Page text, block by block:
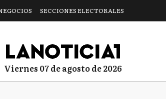
SECCIONES ELECTORALES
viernes 07 de agosto de 2026